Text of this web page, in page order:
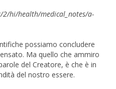
2/hi/health/medical_notes/a-
possiamo concludere
Ma quello che ammiro
del Creatore, è che è in
del nostro essere.